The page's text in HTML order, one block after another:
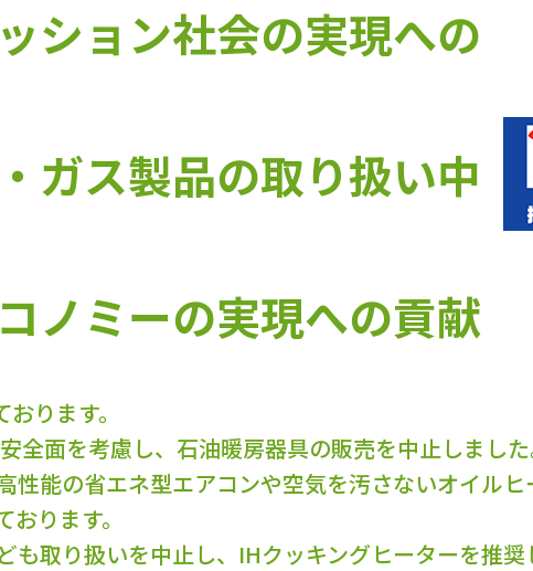
ション社会の実現への
ガス製品の取り扱い中
ノミーの実現への貢献
ります。
面を考慮し、石油暖房器具の販売を中止しました
能の省エネ型エアコンや空気を汚さないオイルヒ
ります。
取り扱いを中止し、IHクッキングヒーターを推奨